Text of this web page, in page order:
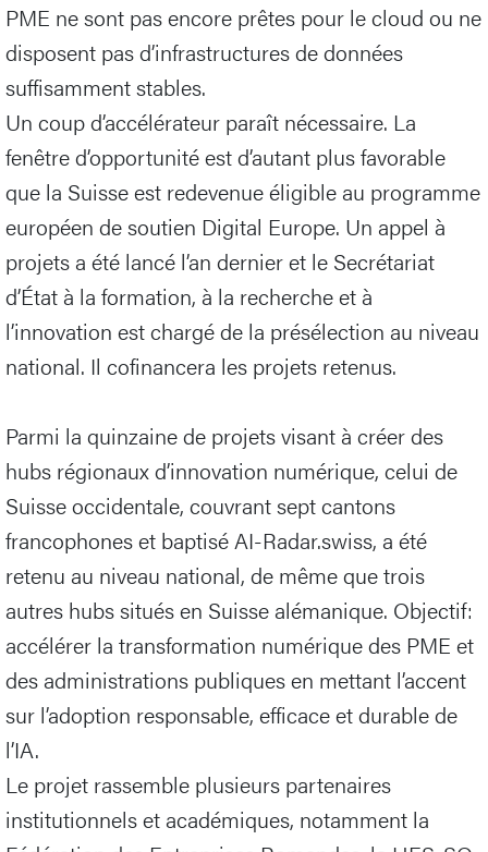
PME ne sont pas encore prêtes pour le cloud ou ne
disposent pas d’infrastructures de données
suffisamment stables.
Un coup d’accélérateur paraît nécessaire. La
fenêtre d’opportunité est d’autant plus favorable
que la Suisse est redevenue éligible au programme
européen de soutien Digital Europe. Un appel à
projets a été lancé l’an dernier et le Secrétariat
d’État à la formation, à la recherche et à
l’innovation est chargé de la présélection au niveau
national. Il cofinancera les projets retenus.
Parmi la quinzaine de projets visant à créer des
hubs régionaux d’innovation numérique, celui de
Suisse occidentale, couvrant sept cantons
francophones et baptisé AI-Radar.swiss, a été
retenu au niveau national, de même que trois
autres hubs situés en Suisse alémanique. Objectif:
accélérer la transformation numérique des PME et
des administrations publiques en mettant l’accent
sur l’adoption responsable, efficace et durable de
l’IA.
Le projet rassemble plusieurs partenaires
institutionnels et académiques, notamment la